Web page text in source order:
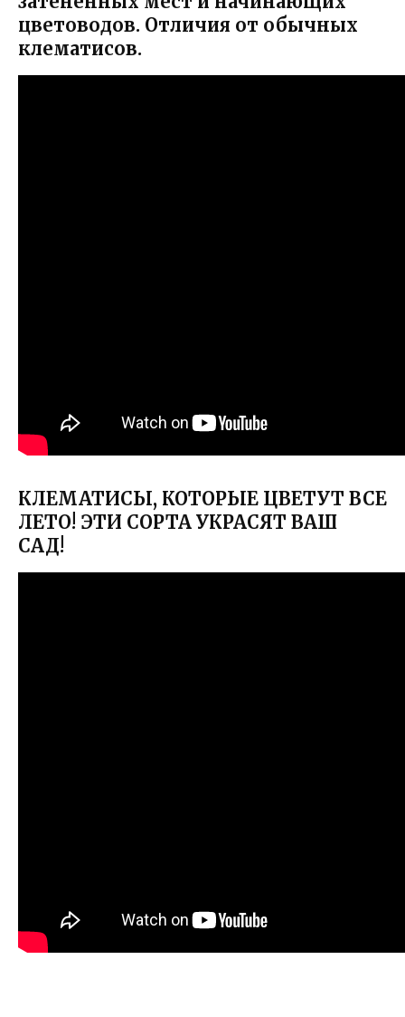
цветоводов. Отличия от обычных
клематисов.
КЛЕМАТИСЫ, КОТОРЫЕ ЦВЕТУТ ВСЕ
ЛЕТО! ЭТИ СОРТА УКРАСЯТ ВАШ
САД!